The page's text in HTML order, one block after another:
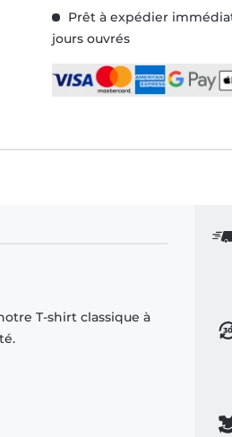
Prêt à expédier
jours ouvrés
T-shirt classique à